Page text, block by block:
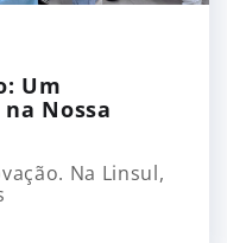
Um
Nossa
Na Linsul,